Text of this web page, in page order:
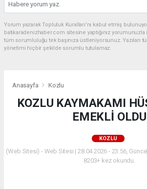
Yorum yazarak Topluluk Kuralları’nı kabul etmiş
batikaradenizhaber.com sitesine yaptığınız yorumunuzla
tüm sorumluluğu tek başınıza üstleniyorsunuz. Yazılan
yönetimi hiçbir şekilde sorumlu tutulamaz.
Anasayfa Kozlu
KOZLU KAYMAKAMI
EMEKLİ OLDU
KOZLU
(Web Sitesi) - Web Sitesi | 28.04.2026 - 23:56,
8203+ kez okundu.